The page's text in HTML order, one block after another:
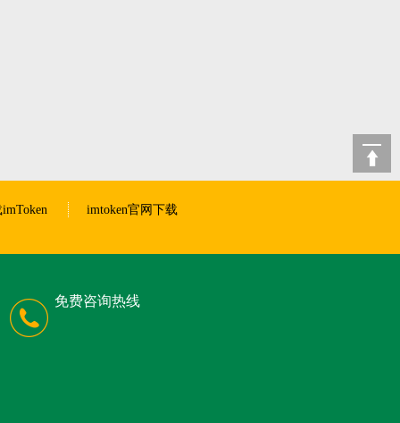
imtoken官网下载
免费咨询热线